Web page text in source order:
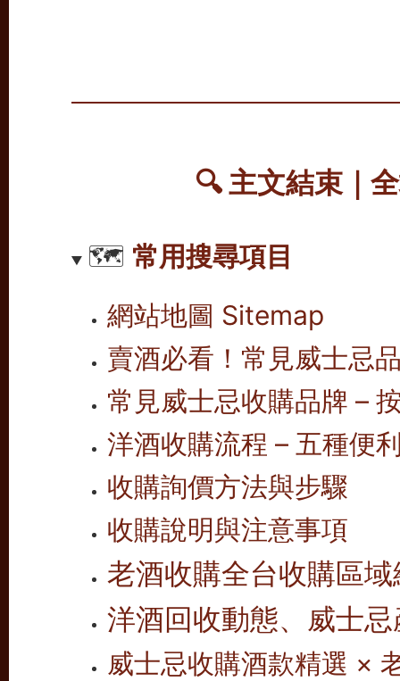
🔍主文結束｜
🗺️ 常用搜尋項目
網站地圖 Sitemap
賣酒必看！常見威士忌
常見威士忌收購品牌 –
洋酒收購流程 – 五種便
收購詢價方法與步驟
收購說明與注意事項
老酒收購全台收購區
洋酒回收動態、威士
威士忌收購酒款精選 ×